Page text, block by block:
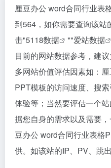
厘豆办公 word合同行业表
到564，如你需要查询该站
击"5118数据 ""爱站数据
目前的网站数据参考，建
多网站价值评估因素如：
PPT模板的访问速度、搜
体验等；当然要评估一个
据您自身的需求以及需要
豆办公 word合同行业表格
供。如该站的IP、PV、跳